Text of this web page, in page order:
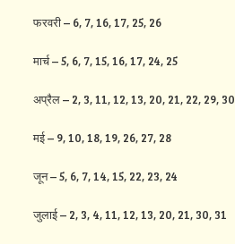
फरवरी – 6, 7, 16, 17, 25, 26
मार्च – 5, 6, 7, 15, 16, 17, 24, 25
अप्रैल – 2, 3, 11, 12, 13, 20, 21, 22, 29, 30
मई – 9, 10, 18, 19, 26, 27, 28
जून – 5, 6, 7, 14, 15, 22, 23, 24
जुलाई – 2, 3, 4, 11, 12, 13, 20, 21, 30, 31